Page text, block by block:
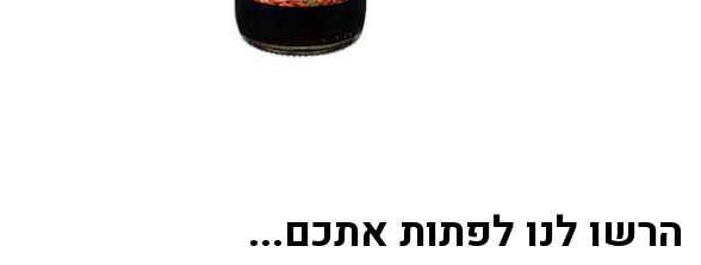
הרשו לנו לפתות אתכם...